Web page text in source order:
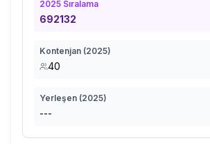
2025 Sıralama
692132
Kontenjan (2025)
40
Yerleşen (2025)
---